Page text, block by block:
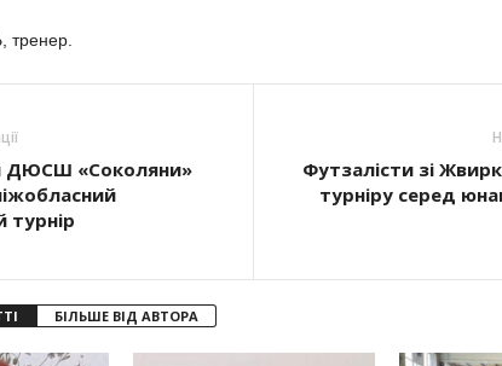
тренер.
ДЮСШ «Соколяни»
турнір
Футзалісти зі
турніру серед
БІЛЬШЕ ВІД АВТОРА